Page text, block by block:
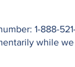
1-888-
while